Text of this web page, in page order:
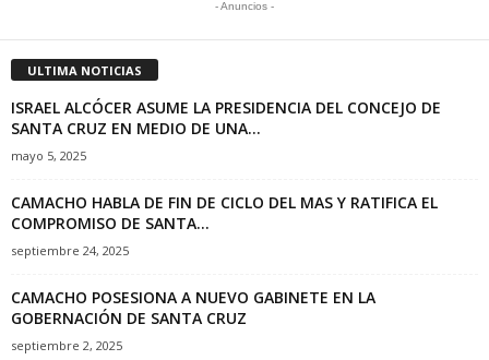
- Anuncios -
ULTIMA NOTICIAS
ISRAEL ALCÓCER ASUME LA PRESIDENCIA DEL CONCEJO DE
SANTA CRUZ EN MEDIO DE UNA...
mayo 5, 2025
CAMACHO HABLA DE FIN DE CICLO DEL MAS Y RATIFICA EL
COMPROMISO DE SANTA...
septiembre 24, 2025
CAMACHO POSESIONA A NUEVO GABINETE EN LA
GOBERNACIÓN DE SANTA CRUZ
septiembre 2, 2025